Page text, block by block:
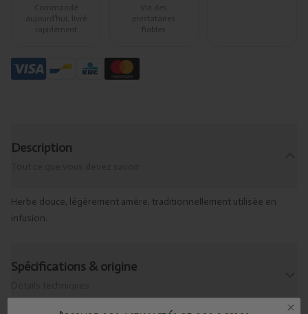
Commandé
aujourd’hui, livré
rapidement
Via des
prestataires
fiables
Description
Herbe douce, légèrement amère, traditionnellement utilisée en
infusion.
Spécifications & origine